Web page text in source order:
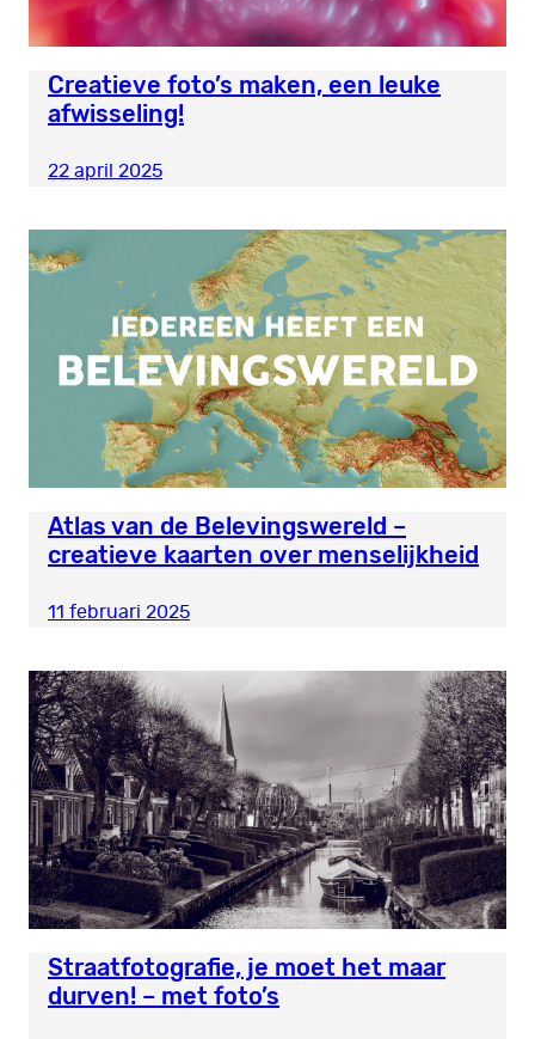
Creatieve foto’s maken, een leuke
afwisseling!
22 april 2025
Atlas van de Belevingswereld –
creatieve kaarten over menselijkheid
11 februari 2025
Straatfotografie, je moet het maar
durven! – met foto’s